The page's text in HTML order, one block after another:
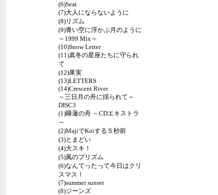
(6)Seat
(7)大人にならないように
(8)リズム
(9)青い空に浮かぶ月のように
～1999 Mix～
(10)Snow Letter
(11)真冬の星座たちに守られ
て
(12)果実
(13)LETTERS
(14)Crescent River
～三日月の舟に揺られて～
DISC3
(1)睡蓮の舟 ～CDエキストラ
～
(2)MajiでKoiする５秒前
(3)とまどい
(4)大スキ！
(5)風のプリズム
(6)なんてったって今日はクリ
スマス！
(7)summer sunset
(8)ジーンズ